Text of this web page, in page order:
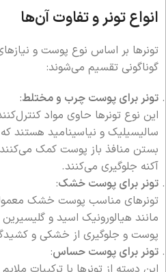
انواع تونر و تفاوت آن‌ها
تونرها بر اساس نوع پوست و
گوناگونی تقسیم می‌شوند:
تونر برای پوست چرب و مختلط:
این نوع تونرها حاوی مواد
سالیسیلیک و نیاسینامید هستند
بستن منافذ باز پوست کمک
آکنه جلوگیری می‌کنند.
تونر برای پوست خشک:
تونرهای مناسب پوست خشک
مانند هیالورونیک اسید و
پوست و جلوگیری از خشکی و
تونر برای پوست حساس: